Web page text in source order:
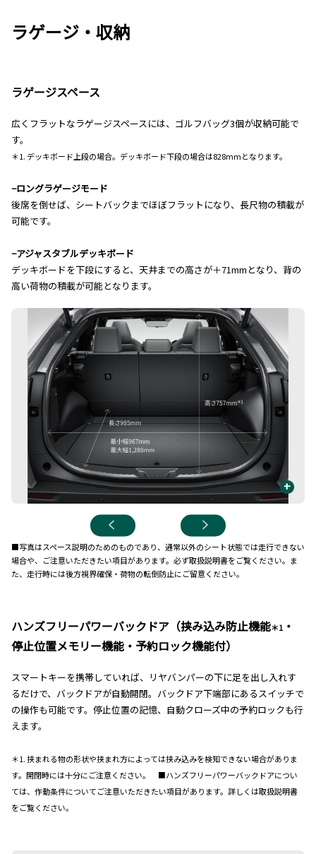
ラゲージ・収納
ラゲージスペース
広くフラットなラゲージスペースには、ゴルフバッグ3個が収納可能で
す。
＊1. デッキボード上段の場合。デッキボード下段の場合は828mmとなります。
−ロングラゲージモード
後席を倒せば、シートバックまでほぼフラットになり、長尺物の積載が
可能です。
−アジャスタブルデッキボード
デッキボードを下段にすると、天井までの高さが＋71mmとなり、背の
高い荷物の積載が可能となります。
+
■写真はスペース説明のためのものであり、通常以外のシート状態では走行できない
場合や、ご注意いただきたい項目があります。必ず取扱説明書をご覧ください。ま
た、走行時には後方視界確保・荷物の転倒防止にご留意ください。
ハンズフリーパワーバックドア（挟み込み防止機能＊1 ・
停止位置メモリー機能・予約ロック機能付）
スマートキーを携帯していれば、リヤバンパーの下に足を出し入れす
るだけで、バックドアが自動開閉。バックドア下端部にあるスイッチで
の操作も可能です。停止位置の記憶、自動クローズ中の予約ロックも行
えます。
＊1. 挟まれる物の形状や挟まれ方によっては挟み込みを検知できない場合がありま
す。開閉時には十分にご注意ください。 ■ハンズフリーパワーバックドアについ
ては、作動条件についてご注意いただきたい項目があります。詳しくは取扱説明書
をご覧ください。